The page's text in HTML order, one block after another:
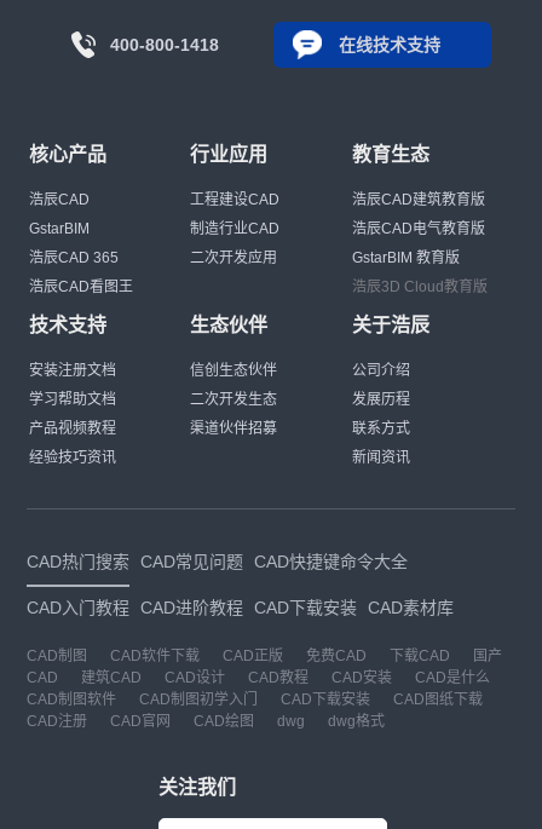
400-800-1418 在线技术支持
核心产品
浩辰CAD
GstarBIM
浩辰CAD 365
浩辰CAD看图王
行业应用
工程建设CAD
制造行业CAD
二次开发应用
教育生态
浩辰CAD建筑教育版
浩辰CAD电气教育版
GstarBIM 教育版
浩辰3D Cloud教育版
技术支持
安装注册文档
学习帮助文档
产品视频教程
经验技巧资讯
生态伙伴
信创生态伙伴
二次开发生态
渠道伙伴招募
关于浩辰
公司介绍
发展历程
联系方式
新闻资讯
CAD热门搜索 CAD常见问题 CAD快捷键命令大全
CAD入门教程 CAD进阶教程 CAD下载安装 CAD素材库
CAD制图 CAD软件下载 CAD正版 免费CAD 下载CAD
国产
CAD
建筑CAD CAD设计 CAD教程 CAD安装
CAD是什么
CAD制图软件
CAD制图初学入门 CAD下载安装
CAD图纸下载
CAD注册
CAD官网 CAD绘图 dwg dwg格式
关注我们